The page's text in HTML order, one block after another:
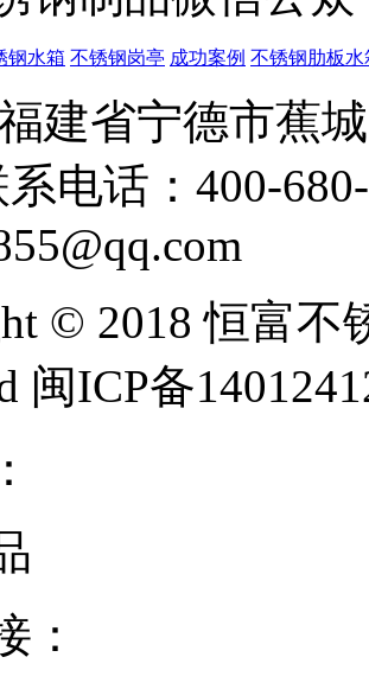
钢水箱 不锈钢岗亭 成功案例 不锈钢肋板水
建省宁德市蕉
话：400-
© 2018 恒富不
闽ICP备
：